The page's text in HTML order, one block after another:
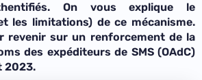
On vous explique le
les limitations) de ce mécanisme.
revenir sur un renforcement de la
des expéditeurs de SMS (OAdC)
2023.